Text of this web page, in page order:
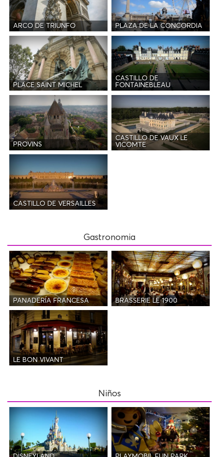
ARCO DE TRIUNFO PLAZA DE LA CONCORDIA
PLACE SAINT MICHEL
CASTILLO DE
FONTAINEBLEAU
PROVINS
CASTILLO DE VAUX LE
VICOMTE
CASTILLO DE VERSAILLES
Gastronomia
PANADERÍA FRANCESA BRASSERIE LE 1900
LE BON VIVANT
Niños